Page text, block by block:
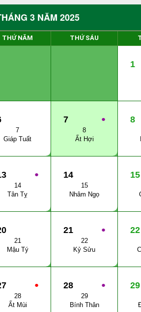
3 NĂM 2025
THỨ NĂM THỨ SÁU
1
7
Giáp Tuất
●
7
8
Ất Hợi
8
●
14
Tân Tỵ
14
15
Nhâm Ngọ
15
21
Mậu Tý
●
21
22
Kỷ Sửu
22
●
28
Ất Mùi
●
28
29
Bính Thân
29